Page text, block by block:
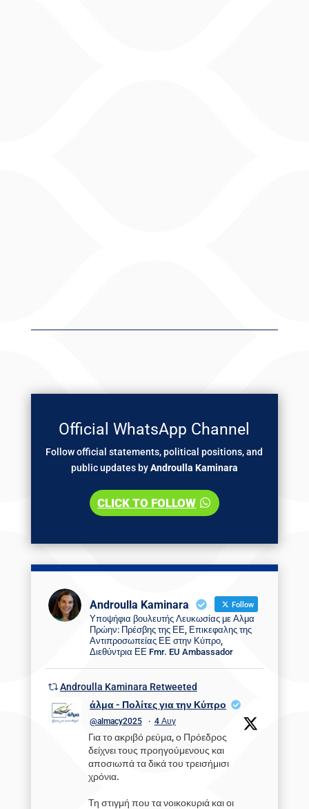
Official WhatsApp Channel
Follow official statements, political positions, and
public updates byAndroulla Kaminara
CLICK TO FOLLOW
Androulla Kaminara Follow
Υποψήφια βουλευτής Λευκωσίας με Αλμα
Πρώην: Πρέσβης της ΕΕ, Επικεφαλης της
Αντιπροσωπείας ΕΕ στην Κύπρο,
Διεθύντρια ΕΕ Fmr. EU Ambassador
Androulla Kaminara Retweeted
άλμα - Πολίτες για την Κύπρο
@almacy2025 · 4 Αυγ
Για το ακριβό ρεύμα, ο Πρόεδρος
δείχνει τους προηγούμενους και
αποσιωπά τα δικά του τρεισήμισι
χρόνια.
Τη στιγμή που τα νοικοκυριά και οι